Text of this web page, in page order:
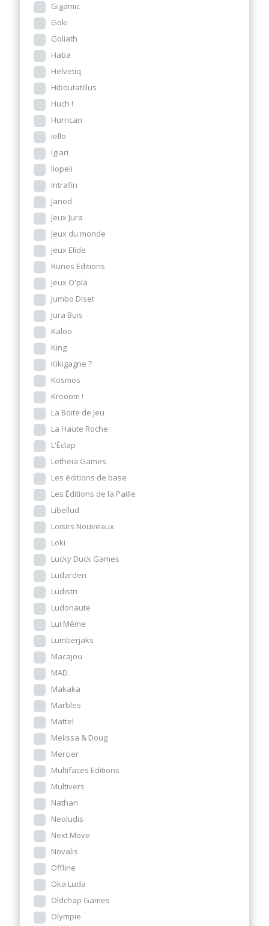
Gigamic
Goki
Goliath
Haba
Helvetiq
Hiboutatillus
Huch !
Hurrican
Iello
Igiari
Ilopeli
Intrafin
Janod
Jeux Jura
Jeux du monde
Jeux Elide
Runes Editions
Jeux O'pla
Jumbo Diset
Jura Buis
Kaloo
King
Kikigagne ?
Kosmos
Krooom !
La Boite de Jeu
La Haute Roche
L'Éclap
Letheia Games
Les éditions de base
Les Éditions de la Paille
Libellud
Loisirs Nouveaux
Loki
Lucky Duck Games
Ludarden
Ludistri
Ludonaute
Lui Même
Lumberjaks
Macajou
MAD
Makaka
Marbles
Mattel
Melissa & Doug
Mercier
Multifaces Editions
Multivers
Nathan
Neoludis
Next Move
Novalis
Offline
Oka Luda
Oldchap Games
Olympie